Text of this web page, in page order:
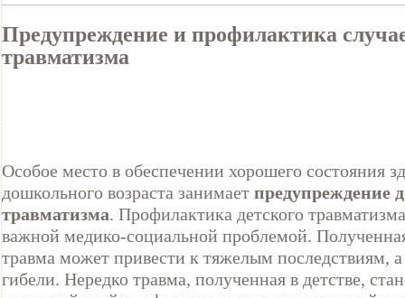
Предупреждение и профилактика
травматизма
Особое место в обеспечении хорошего состояния
дошкольного возраста занимает предупреждение
травматизма. Профилактика детского
важной медико-социальной проблемой.
травма может привести к тяжелым последствиям,
гибели. Нередко травма, полученная в детстве,